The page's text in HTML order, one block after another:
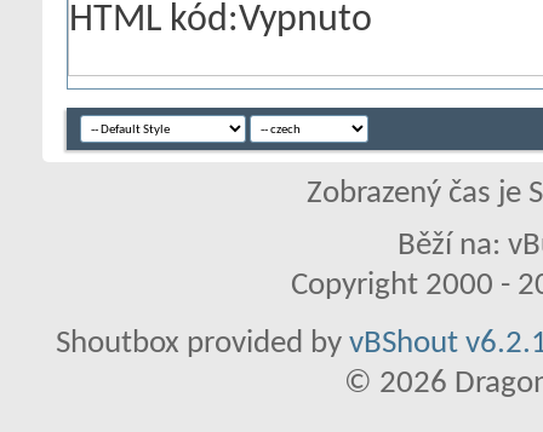
HTML kód:Vypnuto
Zobrazený čas je
Běží na:
Copyright 2000 -
Shoutbox provided by vBShout
© 2026